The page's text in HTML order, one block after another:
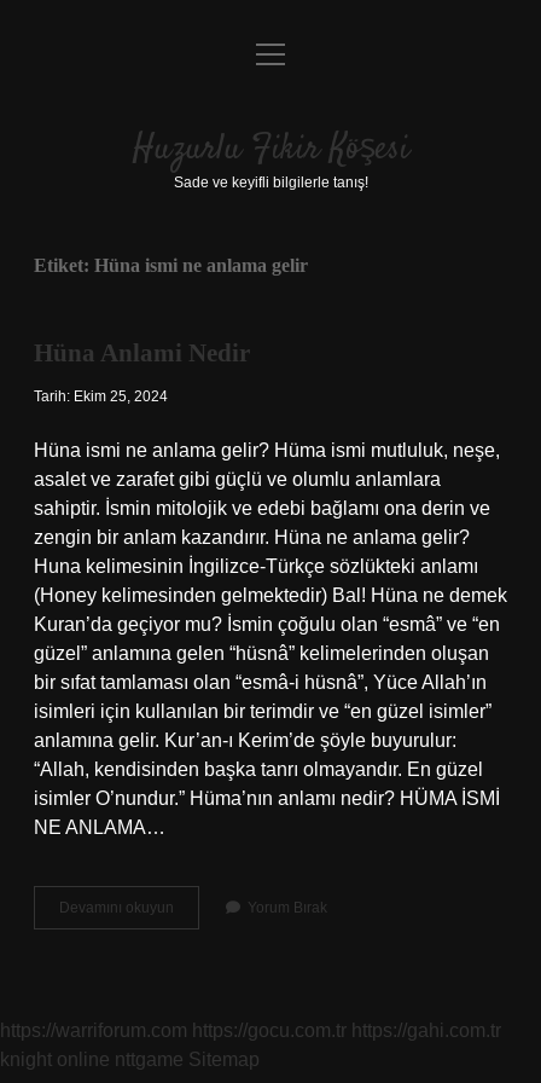
Anasayfa
Yasal Uyarı
menüyü
Huzurlu Fikir Köşesi
Sade ve keyifli bilgilerle tanış!
Etiket: Hüna ismi ne anlama gelir
Hüna Anlami Nedir
Tarih: Ekim 25, 2024
Hüna ismi ne anlama gelir? Hüma ismi mutluluk, neşe,
asalet ve zarafet gibi güçlü ve olumlu anlamlara
sahiptir. İsmin mitolojik ve edebi bağlamı ona derin ve
zengin bir anlam kazandırır. Hüna ne anlama gelir?
Huna kelimesinin İngilizce-Türkçe sözlükteki anlamı
(Honey kelimesinden gelmektedir) Bal! Hüna ne demek
Kuran’da geçiyor mu? İsmin çoğulu olan “esmâ” ve “en
güzel” anlamına gelen “hüsnâ” kelimelerinden oluşan
bir sıfat tamlaması olan “esmâ-i hüsnâ”, Yüce Allah’ın
isimleri için kullanılan bir terimdir ve “en güzel isimler”
anlamına gelir. Kur’an-ı Kerim’de şöyle buyurulur:
“Allah, kendisinden başka tanrı olmayandır. En güzel
isimler O’nundur.” Hüma’nın anlamı nedir? HÜMA İSMİ
NE ANLAMA…
Devamını okuyun
Anlami
Yorum Bırak
https://warriforum.com https://gocu.com.tr https://gahi.com.tr
knight online nttgame Sitemap